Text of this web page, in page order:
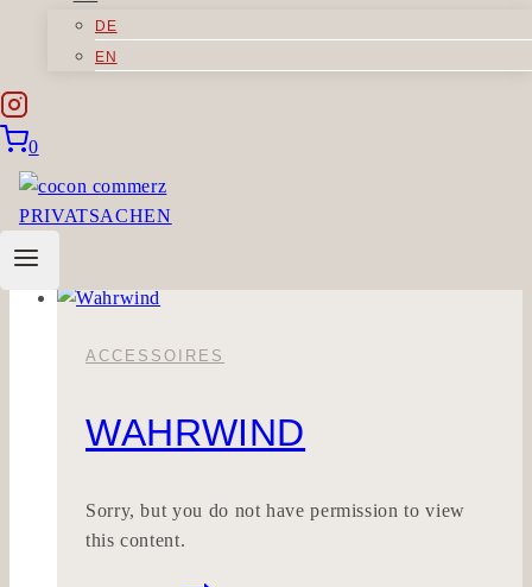
DE
EN
0
PERSONOLAN
Weiterlesen
ACCESSOIRES
WAHRWIND
Sorry, but you do not have permission to view
this content.